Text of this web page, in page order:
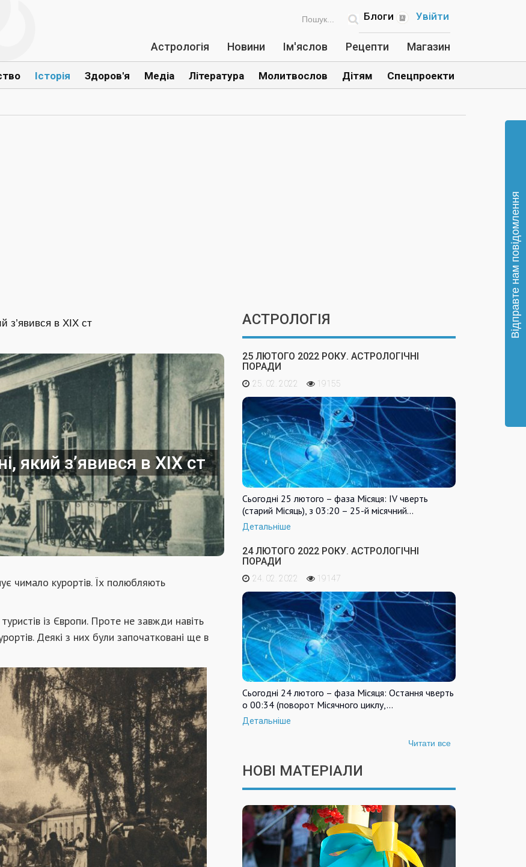
Увійти
Блоги
Астрологія Новини Ім'яслов Рецепти Магазин
Історія Здоров'я Медіа Література Молитвослов Дітям Спецпроекти
з’явився в ХІХ ст
який з’явився в ХІХ ст
чимало курортів. Їх полюбляють
із Європи. Проте не завжди навіть
Деякі з них були започатковані ще в
АСТРОЛОГІЯ
25 ЛЮТОГО 2022 РОКУ. АСТРОЛОГІЧНІ
ПОРАДИ
25. 02. 2022 19155
Сьогодні 25 лютого – фаза Місяця: IV чверть
(старий Місяць), з 03:20 – 25-й місячний…
Детальніше
24 ЛЮТОГО 2022 РОКУ. АСТРОЛОГІЧНІ
ПОРАДИ
24. 02. 2022 19147
Сьогодні 24 лютого – фаза Місяця: Остання чверть
о 00:34 (поворот Місячного циклу,…
Детальніше
Читати все
НОВІ МАТЕРІАЛИ
Відправте нам повідомлення